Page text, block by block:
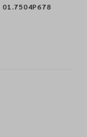
01.7504P678